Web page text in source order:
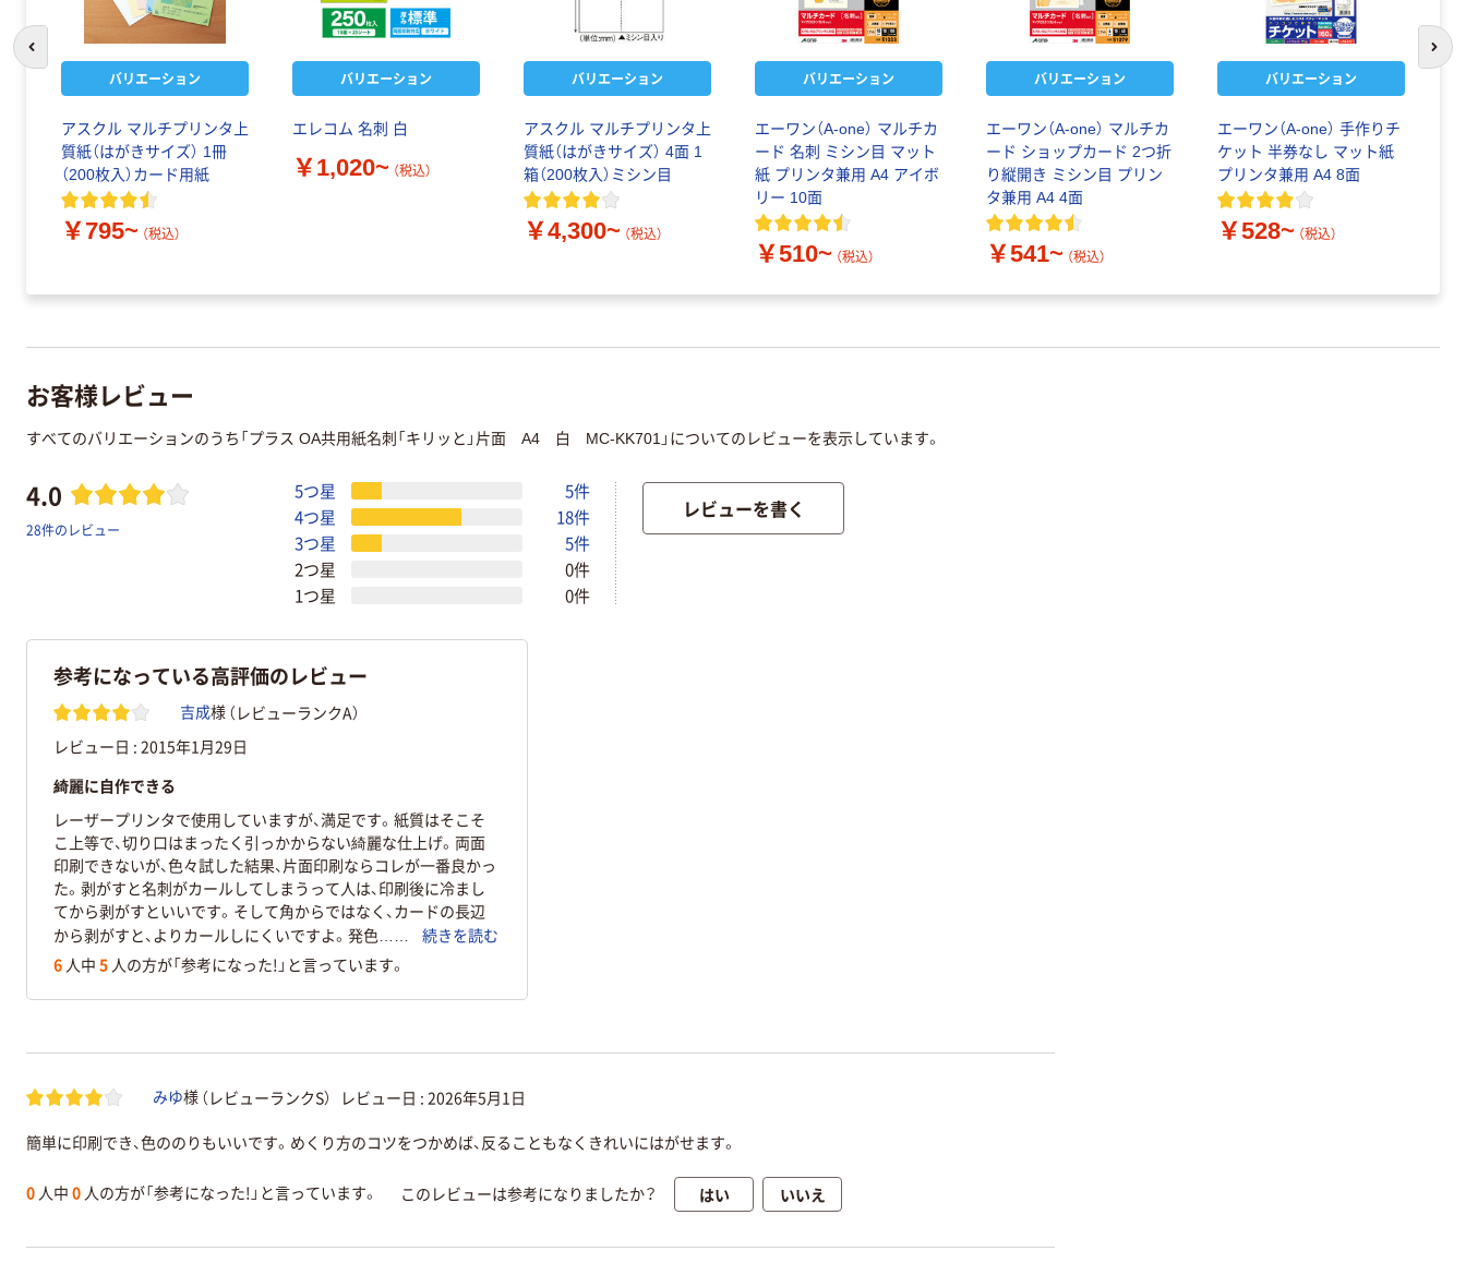
バリエーション
アスクル マルチプリンタ上
質紙（はがきサイズ） 1冊
（200枚入）カード用紙
￥795~ （税込）
バリエーション
エレコム 名刺 白
￥1,020~ （税込）
バリエーション
アスクル マルチプリンタ上
質紙（はがきサイズ） 4面 1
箱（200枚入）ミシン目
￥4,300~ （税込）
バリエーション
エーワン（A-one） マルチカ
ード 名刺 ミシン目 マット
紙 プリンタ兼用 A4 アイボ
リー 10面
￥510~ （税込）
バリエーション
エーワン（A-one） マルチカ
ード ショップカード 2つ折
り縦開き ミシン目 プリン
タ兼用 A4 4面
￥541~ （税込）
バリエーション
エーワン（A-one） 手作りチ
ケット 半券なし マット紙
プリンタ兼用 A4 8面
￥528~ （税込）
前のスライドへ 次
お客様レビュー
すべてのバリエーションのうち「プラス OA共用紙名刺「キリッと」片面 A4 白 MC-KK701」についてのレビューを表示しています。
4.0
28件のレビュー
5つ星
5件
4つ星
18件
3つ星
5件
2つ星
0件
1つ星
0件
レビューを書く
参考になっている高評価のレビュー
吉成様 （レビューランクA）
レビュー日 : 2015年1月29日
綺麗に自作できる
レーザープリンタで使用していますが、満足です。紙質はそこそ
こ上等で、切り口はまったく引っかからない綺麗な仕上げ。両面
印刷できないが、色々試した結果、片面印刷ならコレが一番良かっ
た。剥がすと名刺がカールしてしまうって人は、印刷後に冷まし
てから剥がすといいです。そして角からではなく、カードの長辺
から剥がすと、よりカールしにくいですよ。発色……
続きを読む
6 人中 5 人の方が「参考になった!」と言っています。
みゆ様 （レビューランクS） レビュー日 : 2026年5月1日
簡単に印刷でき、色ののりもいいです。めくり方のコツをつかめば、反ることもなくきれいにはがせます。
0 人中 0 人の方が「参考になった!」と言っています。 このレビューは参考になりましたか？ はい いいえ